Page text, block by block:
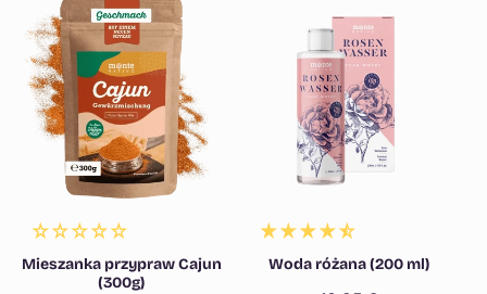
Mieszanka przypraw Cajun
(300g)
Woda różana (200 ml)